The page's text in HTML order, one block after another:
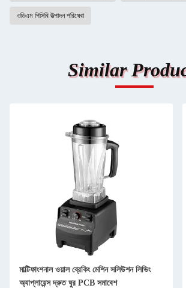
ওডিএম পিসিবি উত্পাদন পরিষেবা
Similar
মাল্টিফাংশনাল ওয়াল ব্রেকিং মেশিন সলিউশন লিভিং
অ্যাপ্লায়েন্স দ্রুত ঘুর PCB সমাবেশ